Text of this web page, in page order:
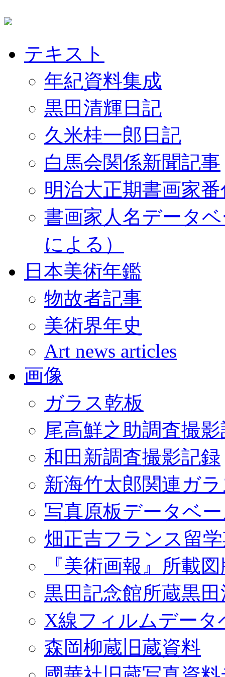
テキスト
年紀資料集成
黒田清輝日記
久米桂一郎日記
白馬会関係新聞記事
明治大正期書画家
書画家人名データ
による）
日本美術年鑑
物故者記事
美術界年史
Art news articles
画像
ガラス乾板
尾高鮮之助調査撮
和田新調査撮影記録
新海竹太郎関連ガ
写真原板データベ
畑正吉フランス留
『美術画報』所載
黒田記念館所蔵黒
X線フィルムデータ
森岡柳蔵旧蔵資料